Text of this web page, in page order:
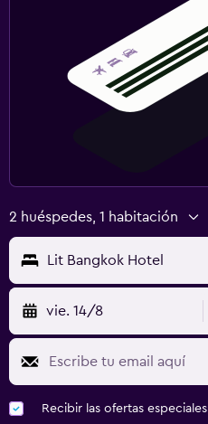
2 huéspedes, 1 habitación
Lit Bangkok Hotel
vie. 14/8
Recibir las ofertas